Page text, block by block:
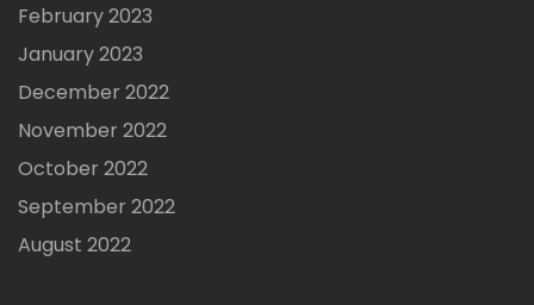
February 2023
January 2023
December 2022
November 2022
October 2022
September 2022
August 2022